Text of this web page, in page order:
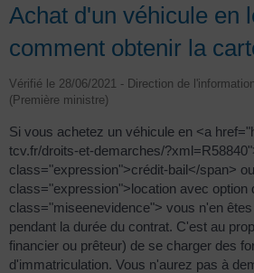
Achat d'un véhicule en
comment obtenir la
Vérifié le 28/06/2021 - Direction de
(Première ministre)
Si vous achetez un véhicule en <a
tcv.fr/droits-et-demarches/
class="expression">crédit-bail</span>
class="expression">location avec option
class="miseenevidence"> vous n'en
pendant la durée du contrat. C'est au
financier ou prêteur) de se charger des
d'immatriculation. Vous n'aurez pas à